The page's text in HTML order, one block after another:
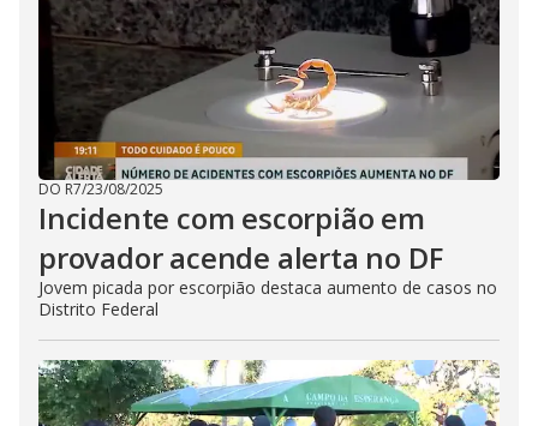
DO R7/23/08/2025
Incidente com escorpião em
provador acende alerta no DF
Jovem picada por escorpião destaca aumento de casos no
Distrito Federal